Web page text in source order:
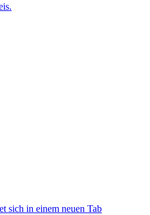
sich in einem neuen Tab